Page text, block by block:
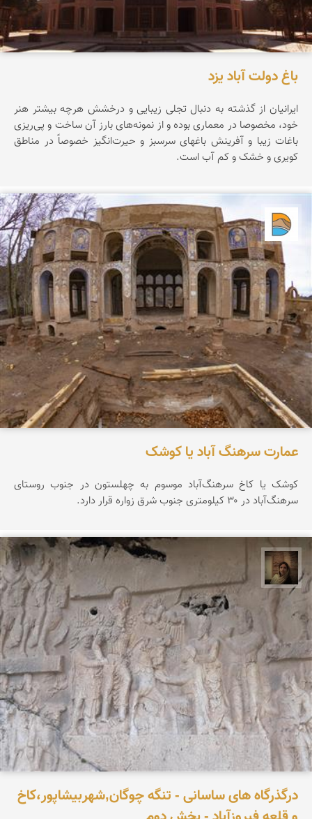
باغ دولت آباد یزد
ایرانیان از گذشته به دنبال تجلی زیبایی و درخشش هرچه بیشتر هنر
خود، مخصوصا در معماری بوده و از نمونه‌های بارز آن ساخت و پی‌ریزی
باغات زیبا و آفرینش باغهای سرسبز و حیرت‌انگیز خصوصاً در مناطق
کویری و خشک و کم آب است.
دریاچه کویر
عمارت سرهنگ آباد یا کوشک
کوشک یا کاخ سرهنگ‌آباد موسوم به چهلستون در جنوب روستای
سرهنگ‌آباد در ۳۰ کیلومتری جنوب شرق زواره قرار دارد.
درگذرگاه های ساسانی - تنگه چوگان,شهربیشاپور،کاخ